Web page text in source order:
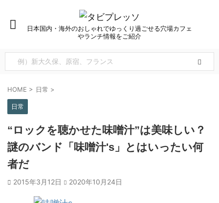
日本国内・海外のおしゃれでゆっくり過ごせる穴場カフェ
やランチ情報をご紹介
HOME > 日常 >
日常
“ロックを聴かせた味噌汁”は美味しい？
謎のバンド「味噌汁's」とはいったい何
者だ
2015年3月12日 2020年10月24日